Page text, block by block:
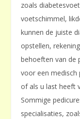
zoals
voetschimmel,
kunnen de juiste
opstellen,
behoeften van de
voor een medisch
of als u last heeft
Sommige
specialisaties,